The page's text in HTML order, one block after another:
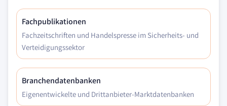
Fachpublikationen
Fachzeitschriften und Handelspresse im Sicherheits- und
Verteidigungssektor
Branchendatenbanken
Eigenentwickelte und Drittanbieter-Marktdatenbanken